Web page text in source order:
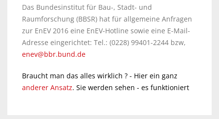
Das Bundesinstitut für Bau-, Stadt- und
Raumforschung (BBSR) hat für allgemeine Anfragen
zur EnEV 2016 eine EnEV-Hotline sowie eine E-Mail-
Adresse eingerichtet: Tel.: (0228) 99401-2244 bzw,
enev@bbr.bund.de
Braucht man das alles wirklich ? - Hier ein ganz
anderer Ansatz. Sie werden sehen - es funktioniert